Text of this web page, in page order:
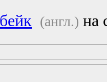
(англ.) на